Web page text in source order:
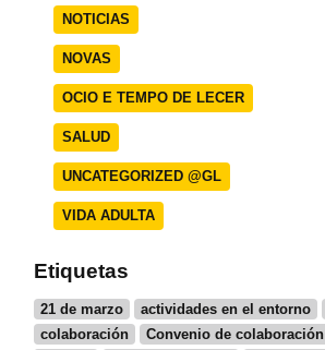
NOTICIAS
NOVAS
OCIO E TEMPO DE LECER
SALUD
UNCATEGORIZED @GL
VIDA ADULTA
Etiquetas
21 de marzo actividades en el entorno
colaboración
Convenio de colaboración